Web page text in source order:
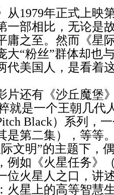
1979年正式上映
一部相比，无论是
庸之至。然而《星
大“粉丝”群体却也
代美国人，是看着
还有《沙丘魔堡》
就是一个王朝几代
Black）系列，
是第二集），等等
明”的主题下，
例如《火星任务》
位火星人之口，讲
火星上的高等智慧